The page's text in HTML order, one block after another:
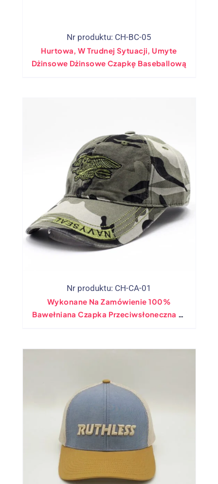
Nr produktu: CH-BC-05
Hurtowa, W Trudnej Sytuacji, Umyte
Dżinsowe Dżinsowe Czapkę Baseballową
Nr produktu: CH-CA-01
Wykonane Na Zamówienie 100%
Bawełniana Czapka Przeciwsłoneczna W